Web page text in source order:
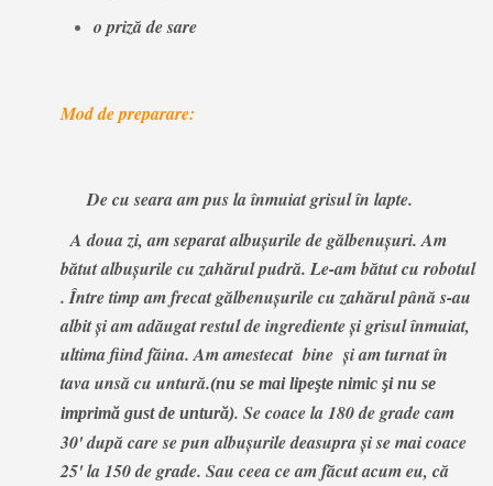
o priză de sare
Mod de preparare:
De cu seara am pus la înmuiat grisul în lapte.
A doua zi, am separat albuşurile de gălbenuşuri. Am
bătut albuşurile cu zahărul pudră. Le-am bătut cu robotul
. Între timp am frecat gălbenuşurile cu zahărul până s-au
albit şi am adăugat restul de ingrediente şi grisul înmuiat,
ultima fiind făina.Am amestecat bine şi am turnat în
tava unsă cu untură.(nu se mai lipeşte nimic şi nu se
imprimă gust de untură). Se coace la 180 de grade cam
30' după care se pun albuşurile deasupra şi se mai coace
25' la 150 de grade. Sau ceea ce am făcut acum eu, că